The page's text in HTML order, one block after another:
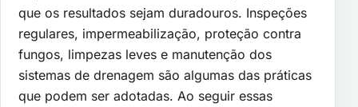
que os resultados sejam duradouros. Inspeções
regulares, impermeabilização, proteção contra
fungos, limpezas leves e manutenção dos
sistemas de drenagem são algumas das práticas
que podem ser adotadas. Ao seguir essas